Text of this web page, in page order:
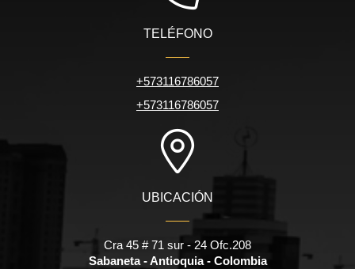
TELÉFONO
+573116786057
+573116786057
UBICACIÓN
Cra 45 # 71 sur - 24 Ofc.208
Sabaneta - Antioquia - Colombia